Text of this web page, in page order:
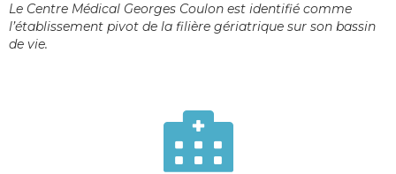
Le Centre Médical Georges Coulon est identifié comme
l’établissement pivot de la filière gériatrique sur son bassin
de vie.